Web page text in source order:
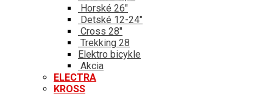
Horské 26"
Detské 12-24"
Cross 28"
Trekking 28
Elektro bicykle
Akcia
ELECTRA
KROSS